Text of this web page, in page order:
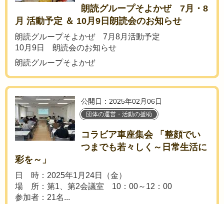
朗読グループそよかぜ 7月・8
月 活動予定 ＆ 10月9日朗読会のお知らせ
朗読グループそよかぜ 7月8月活動予定
10月9日 朗読会のお知らせ
朗読グループそよかぜ
公開日：2025年02月06日
団体の運営・活動の援助
コラビア車座集会 「整顔でい
つまでも若々しく～日常生活に
彩を～」
日 時：2025年1月24日（金）
場 所：第1、第2会議室 10：00～12：00
参加者：21名...